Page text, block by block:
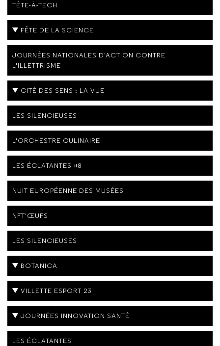
TÊTE-À-TECH
FÊTE DE LA SCIENCE
JOURNÉES NATIONALES D'ACTION CONTRE
L'ILLETTRISME
CITÉ DES SENS : LA VUE
LES SILENCIEUSES
L'ORCHESTRE CULINAIRE
LES ÉCLATANTES #8
NUIT EUROPÉENNE DES MUSÉES
NFT'ŒUFS
LES SILENCIEUSES
BOTANICA
VILLETTE ESPORT 23
JOURNÉES INNOVATION SANTÉ
LES ÉCLATANTES